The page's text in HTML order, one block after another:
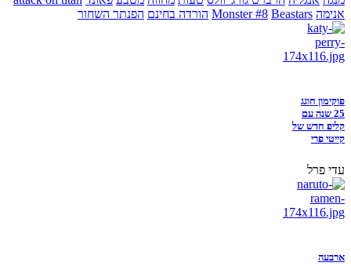
אנימה
Monster #8 Beastars הורדה בחינם הפנתר השחור
פוקימון חוגג
25 שנה עם
קליפ חדש של
קייטי פרי
עדי פרל
ארבעה